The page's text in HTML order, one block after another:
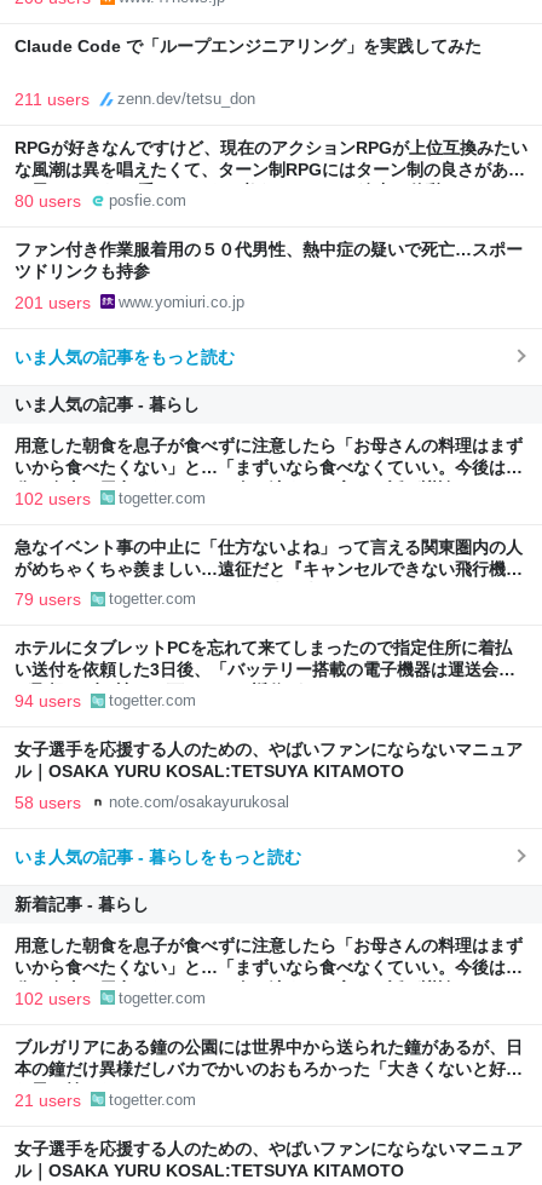
Claude Code で「ループエンジニアリング」を実践してみた
211 users zenn.dev/tetsu_don
RPGが好きなんですけど、現在のアクションRPGが上位互換みたい
な風潮は異を唱えたくて、ターン制RPGにはターン制の良さがある
と思ってます 一手をじっくり考えられたり、途中で休憩したりでき
るのがターン制の良さじゃないですか もっとターン制を煮詰めて欲
しい→「既出だと思うがここはオクトパストラベラーを推したい
(´・ω・｀)」
80 users posfie.com
ファン付き作業服着用の５０代男性、熱中症の疑いで死亡…スポー
ツドリンクも持参
201 users www.yomiuri.co.jp
いま人気の記事をもっと読む
いま人気の記事 - 暮らし
用意した朝食を息子が食べずに注意したら「お母さんの料理はまず
いから食べたくない」と…「まずいなら食べなくていい。今後は自
分で食事を用意しなさい。お金は渡す」と言った話が議論に
102 users togetter.com
急なイベント事の中止に「仕方ないよね」って言える関東圏内の人
がめちゃくちゃ羨ましい…遠征だと『キャンセルできない飛行機代
とホテル代』の怒りがどうしても先に来る
79 users togetter.com
ホテルにタブレットPCを忘れて来てしまったので指定住所に着払
い送付を依頼した3日後、「バッテリー搭載の電子機器は運送会社
が取扱わず、諦めて下さい」と返信がきた
94 users togetter.com
女子選手を応援する人のための、やばいファンにならないマニュア
ル｜OSAKA YURU KOSAL:TETSUYA KITAMOTO
58 users note.com/osakayurukosal
いま人気の記事 - 暮らしをもっと読む
新着記事 - 暮らし
用意した朝食を息子が食べずに注意したら「お母さんの料理はまず
いから食べたくない」と…「まずいなら食べなくていい。今後は自
分で食事を用意しなさい。お金は渡す」と言った話が議論に
102 users togetter.com
ブルガリアにある鐘の公園には世界中から送られた鐘があるが、日
本の鐘だけ異様だしバカでかいのおもろかった「大きくないと好き
な男を焼けないから、ね」
21 users togetter.com
女子選手を応援する人のための、やばいファンにならないマニュア
ル｜OSAKA YURU KOSAL:TETSUYA KITAMOTO